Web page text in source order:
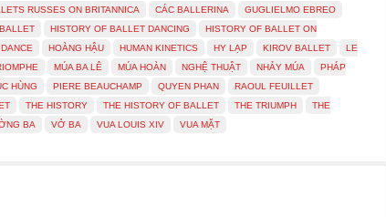
RUSSES ON BRITANNICA CÁC BALLERINA
GUGLIELMO EBREO
HISTORY OF BALLET DANCING
HISTORY OF BALLET ON
HOÀNG HẬU HUMAN KINETICS HY LẠP KIROV BALLET
LE
MÚA BA LÊ MÚA HOÀN NGHỆ THUẬT NHẢY MÚA
PHÁP
HÙNG PIERE BEAUCHAMP QUYEN PHAN
RAOUL FEUILLET
THE HISTORY THE HISTORY OF BALLET THE TRIUMPH
THE
BA VỞ BA VUA LOUIS XIV VUA MẶT